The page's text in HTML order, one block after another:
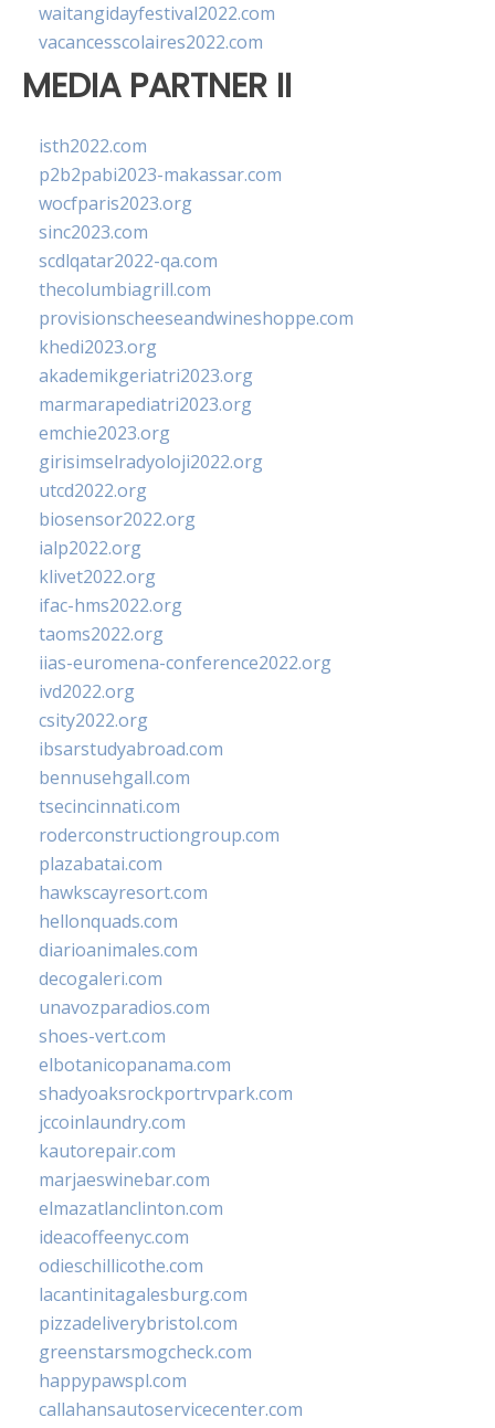
waitangidayfestival2022.com
vacancesscolaires2022.com
MEDIA PARTNER II
isth2022.com
p2b2pabi2023-makassar.com
wocfparis2023.org
sinc2023.com
scdlqatar2022-qa.com
thecolumbiagrill.com
provisionscheeseandwineshoppe.com
khedi2023.org
akademikgeriatri2023.org
marmarapediatri2023.org
emchie2023.org
girisimselradyoloji2022.org
utcd2022.org
biosensor2022.org
ialp2022.org
klivet2022.org
ifac-hms2022.org
taoms2022.org
iias-euromena-conference2022.org
ivd2022.org
csity2022.org
ibsarstudyabroad.com
bennusehgall.com
tsecincinnati.com
roderconstructiongroup.com
plazabatai.com
hawkscayresort.com
hellonquads.com
diarioanimales.com
decogaleri.com
unavozparadios.com
shoes-vert.com
elbotanicopanama.com
shadyoaksrockportrvpark.com
jccoinlaundry.com
kautorepair.com
marjaeswinebar.com
elmazatlanclinton.com
ideacoffeenyc.com
odieschillicothe.com
lacantinitagalesburg.com
pizzadeliverybristol.com
greenstarsmogcheck.com
happypawspl.com
callahansautoservicecenter.com